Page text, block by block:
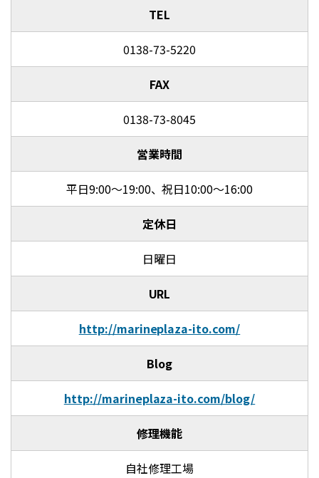
TEL
0138-73-5220
FAX
0138-73-8045
営業時間
平日9:00～19:00、祝日10:00～16:00
定休日
日曜日
URL
http://marineplaza-ito.com/
Blog
http://marineplaza-ito.com/blog/
修理機能
自社修理工場